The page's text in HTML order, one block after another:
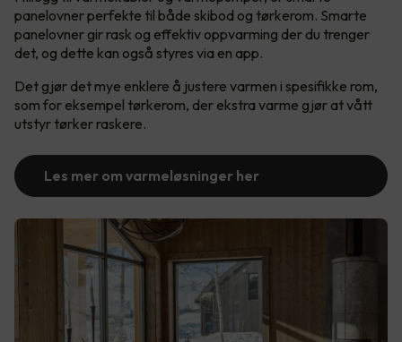
panelovner perfekte til både skibod og tørkerom. Smarte
panelovner gir rask og effektiv oppvarming der du trenger
det, og dette kan også styres via en app.
Det gjør det mye enklere å justere varmen i spesifikke rom,
som for eksempel tørkerom, der ekstra varme gjør at vått
utstyr tørker raskere.
Les mer om varmeløsninger her